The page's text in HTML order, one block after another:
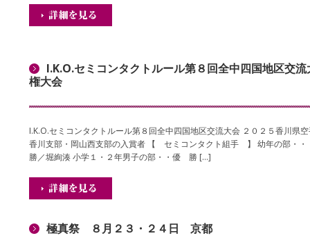
I.K.O.セミコンタクトルール第８回全中四国地区交
権大会
I.K.O.セミコンタクトルール第８回全中四国地区交流大会 ２０２５香川県
香川支部・岡山西支部の入賞者 【 セミコンタクト組手 】 幼年の部・
勝／堀絢湊 小学１・２年男子の部・・優 勝 […]
極真祭 ８月２３・２４日 京都